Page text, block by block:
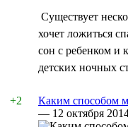
Существует
хочет ложиться
сон с ребенком и
детских ночных
+2
Каким способом
— 12 октября